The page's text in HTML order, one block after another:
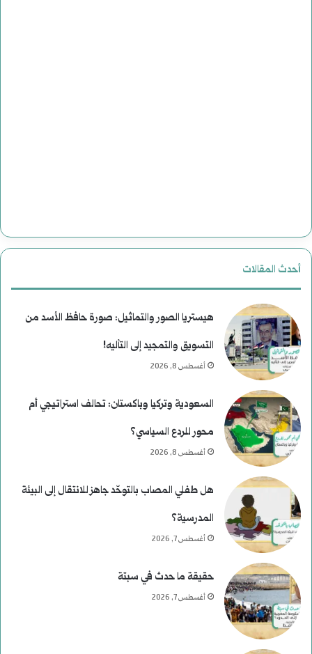
أحدث المقالات
هيستريا الصور والتماثيل: صورة حافظ الأسد من
التسويق والتمجيد إلى التأليه!
أغسطس 8, 2026
السعودية وتركيا وباكستان: تحالف استراتيجي أم
محور للردع السياسي؟
أغسطس 8, 2026
هل طفلي المصاب بالتوحّد جاهز للانتقال إلى البيئة
المدرسية؟
أغسطس 7, 2026
حقيقة ما حدث في سبتة
أغسطس 7, 2026